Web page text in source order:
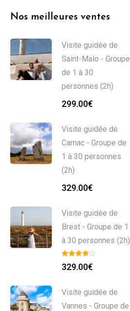
Nos meilleures ventes
Visite guidée de
Saint-Malo - Groupe
de 1 à 30
personnes (2h)
299.00€
Visite guidée de
Carnac - Groupe de
1 à 30 personnes
(2h)
329.00€
Visite guidée de
Brest - Groupe de 1
à 30 personnes (2h)
329.00€
Visite guidée de
Vannes - Groupe de